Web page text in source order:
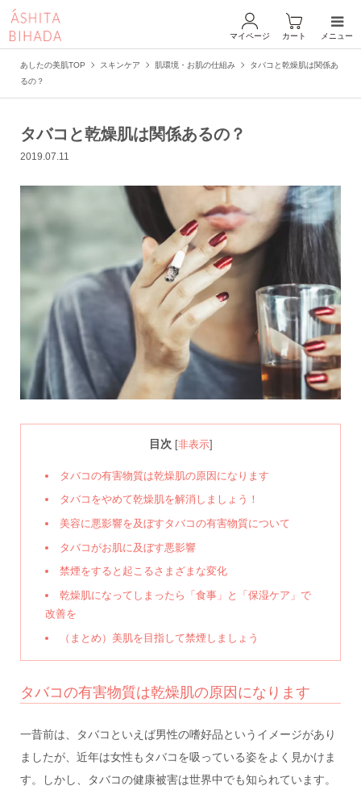
マイページ カート メニュー
あしたの美肌TOP スキンケア 肌環境・お肌の仕組み
タバコと乾燥肌は関係あ
るの？
タバコと乾燥肌は関係あるの？
2019.07.11
目次 非表示]
タバコの有害物質は乾燥肌の原因になります
タバコをやめて乾燥肌を解消しましょう！
美容に悪影響を及ぼすタバコの有害物質について
タバコがお肌に及ぼす悪影響
禁煙をすると起こるさまざまな変化
乾燥肌になってしまったら「食事」と「保湿ケア」で
改善を
（まとめ）美肌を目指して禁煙しましょう
タバコの有害物質は乾燥肌の原因になります
一昔前は、タバコといえば男性の嗜好品というイメージがあり
ましたが、近年は女性もタバコを吸っている姿をよく見かけま
す。しかし、タバコの健康被害は世界中でも知られています。